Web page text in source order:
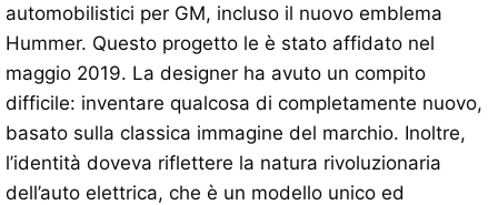
automobilistici per GM, incluso il nuovo emblema
Hummer. Questo progetto le è stato affidato nel
maggio 2019. La designer ha avuto un compito
difficile: inventare qualcosa di completamente nuovo,
basato sulla classica immagine del marchio. Inoltre,
l’identità doveva riflettere la natura rivoluzionaria
dell’auto elettrica, che è un modello unico ed